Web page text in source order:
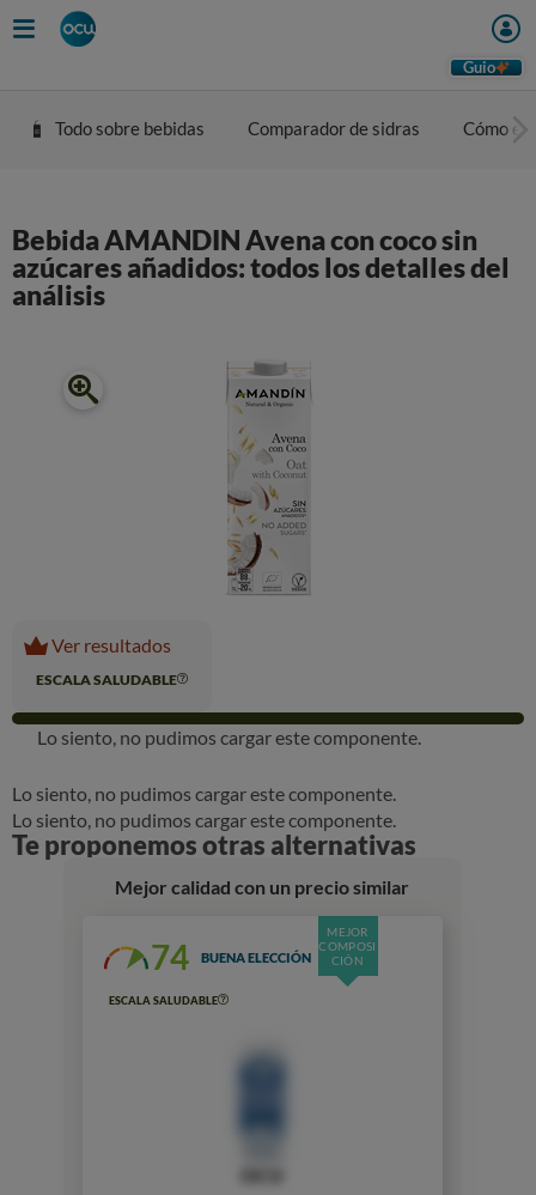
Guio
Todo sobre bebidas Comparador de sidras Cómo
Bebida AMANDIN Avena con coco sin
azúcares añadidos: todos los detalles del
análisis
Ver resultados
ESCALA SALUDABLE
Lo siento, no pudimos cargar este componente.
Lo siento, no pudimos cargar este componente.
Lo siento, no pudimos cargar este componente.
Te proponemos otras alternativas
Mejor calidad con un precio similar
MEJOR
COMPOSI
CIÓN
74 BUENA ELECCIÓN
ESCALA SALUDABLE